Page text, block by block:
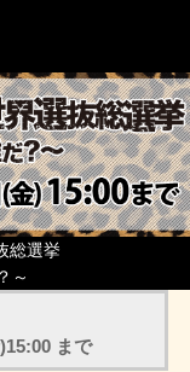
総選挙
～
まで